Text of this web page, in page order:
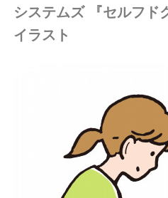
システムズ 『セルフド
イラスト